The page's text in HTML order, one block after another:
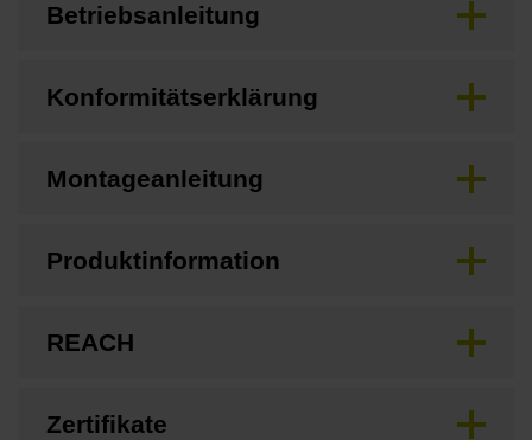
Betriebsanleitung
Konformitätserklärung
Montageanleitung
Produktinformation
REACH
Zertifikate